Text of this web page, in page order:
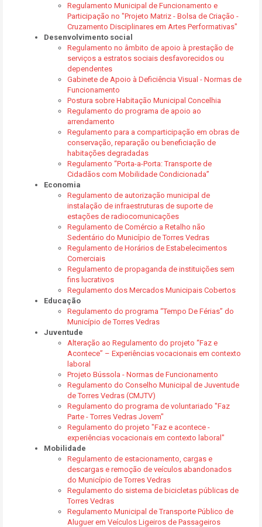
Regulamento Municipal de Funcionamento e
Participação no "Projeto Matriz - Bolsa de Criação -
Cruzamento Disciplinares em Artes Performativas"
Desenvolvimento social
Regulamento no âmbito de apoio à prestação de
serviços a estratos sociais desfavorecidos ou
dependentes
Gabinete de Apoio à Deficiência Visual - Normas de
Funcionamento
Postura sobre Habitação Municipal Concelhia
Regulamento do programa de apoio ao
arrendamento
Regulamento para a comparticipação em obras de
conservação, reparação ou beneficiação de
habitações degradadas
Regulamento “Porta-a-Porta: Transporte de
Cidadãos com Mobilidade Condicionada”
Economia
Regulamento de autorização municipal de
instalação de infraestruturas de suporte de
estações de radiocomunicações
Regulamento de Comércio a Retalho não
Sedentário do Município de Torres Vedras
Regulamento de Horários de Estabelecimentos
Comerciais
Regulamento de propaganda de instituições sem
fins lucrativos
Regulamento dos Mercados Municipais Cobertos
Educação
Regulamento do programa “Tempo De Férias” do
Município de Torres Vedras
Juventude
Alteração ao Regulamento do projeto “Faz e
Acontece” – Experiências vocacionais em contexto
laboral
Projeto Bússola - Normas de Funcionamento
Regulamento do Conselho Municipal de Juventude
de Torres Vedras (CMJTV)
Regulamento do programa de voluntariado "Faz
Parte - Torres Vedras Jovem"
Regulamento do projeto "Faz e acontece -
experiências vocacionais em contexto laboral"
Mobilidade
Regulamento de estacionamento, cargas e
descargas e remoção de veículos abandonados
do Município de Torres Vedras
Regulamento do sistema de bicicletas públicas de
Torres Vedras
Regulamento Municipal de Transporte Público de
Aluguer em Veículos Ligeiros de Passageiros